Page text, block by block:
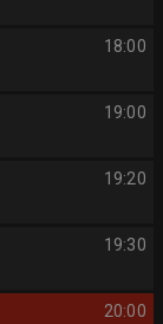
18:00
19:00
19:20
19:30
20:00